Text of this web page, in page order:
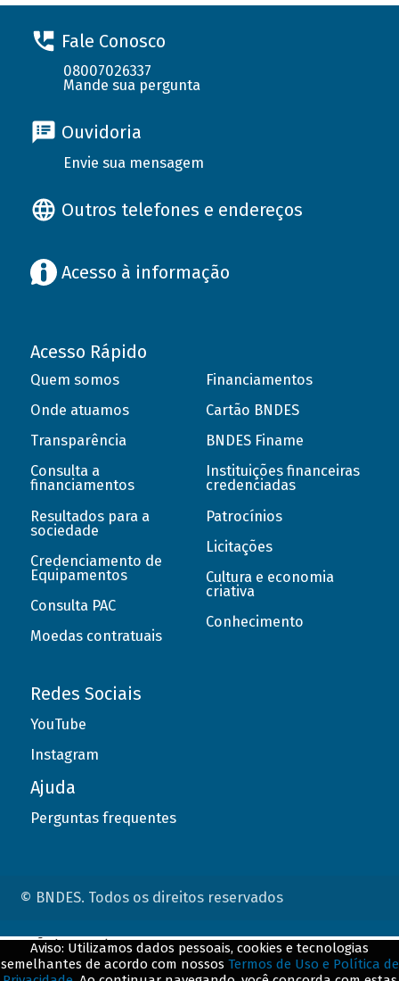
Fale Conosco
08007026337
Mande sua pergunta
Ouvidoria
Envie sua mensagem
Outros telefones e endereços
Acesso à informação
Acesso Rápido
Quem somos
Onde atuamos
Transparência
Consulta a
financiamentos
Resultados para a
sociedade
Credenciamento de
Equipamentos
Consulta PAC
Moedas contratuais
Financiamentos
Cartão BNDES
BNDES Finame
Instituições financeiras
credenciadas
Patrocínios
Licitações
Cultura e economia
criativa
Conhecimento
Redes Sociais
YouTube
Instagram
Ajuda
Perguntas frequentes
© BNDES. Todos os direitos reservados
Aviso: Utilizamos dados pessoais, cookies e tecnologias
semelhantes de acordo com nossos Termos de Uso e Política de
ConteÃºdo complementar
${title}${badge}